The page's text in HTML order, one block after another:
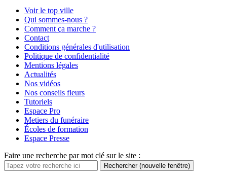
Voir le top ville
Qui sommes-nous ?
Comment ça marche ?
Contact
Conditions générales d'utilisation
Politique de confidentialité
Mentions légales
Actualités
Nos vidéos
Nos conseils fleurs
Tutoriels
Espace Pro
Metiers du funéraire
Écoles de formation
Espace Presse
Faire une recherche par mot clé sur le site :
Rechercher (nouvelle fenêtre)